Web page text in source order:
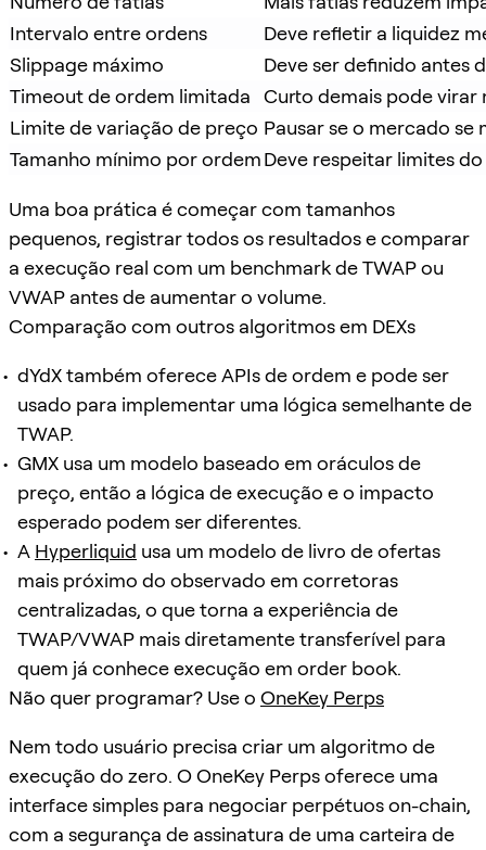
Intervalo entre ordens
Deve refletir a liquidez
Slippage máximo
Deve ser definido antes
Timeout de ordem limitada
Curto demais pode
Limite de variação de preço Pausar se o mercado
Tamanho mínimo por ordemDeve respeitar limites
Uma boa prática é começar com tamanhos
pequenos, registrar todos os resultados e comparar
a execução real com um benchmark de TWAP ou
VWAP antes de aumentar o volume.
Comparação com outros algoritmos em DEXs
dYdX também oferece APIs de ordem e pode ser
usado para implementar uma lógica semelhante de
TWAP.
GMX usa um modelo baseado em oráculos de
preço, então a lógica de execução e o impacto
esperado podem ser diferentes.
A Hyperliquid usa um modelo de livro de ofertas
mais próximo do observado em corretoras
centralizadas, o que torna a experiência de
TWAP/VWAP mais diretamente transferível para
quem já conhece execução em order book.
Não quer programar? Use o OneKey Perps
Nem todo usuário precisa criar um algoritmo de
execução do zero. O OneKey Perps oferece uma
interface simples para negociar perpétuos on-chain,
com a segurança de assinatura de uma carteira de